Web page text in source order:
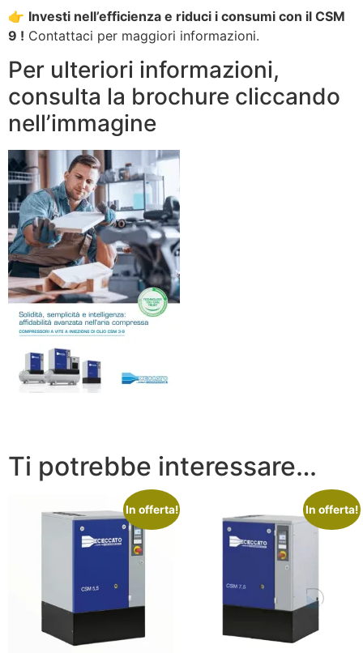
👉 Investi nell’efficienza e riduci i consumi con il CSM
9 ! Contattaci per maggiori informazioni.
Per ulteriori informazioni,
consulta la brochure cliccando
nell’immagine
Ti potrebbe interessare…
In offerta! In offerta!